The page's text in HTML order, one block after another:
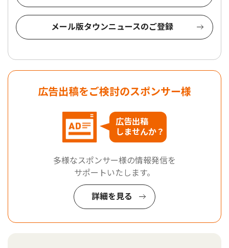
メール版タウンニュースのご登録
広告出稿をご検討のスポンサー様
広告出稿
しませんか？
多様なスポンサー様の情報発信を
サポートいたします。
詳細を見る